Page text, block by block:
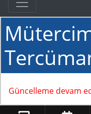
Güncelleme devam